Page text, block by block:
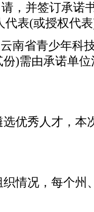
，并签订承诺
代表(或授权代
南省青少年科
)需由承诺单
优秀人才，本
情况，每个州